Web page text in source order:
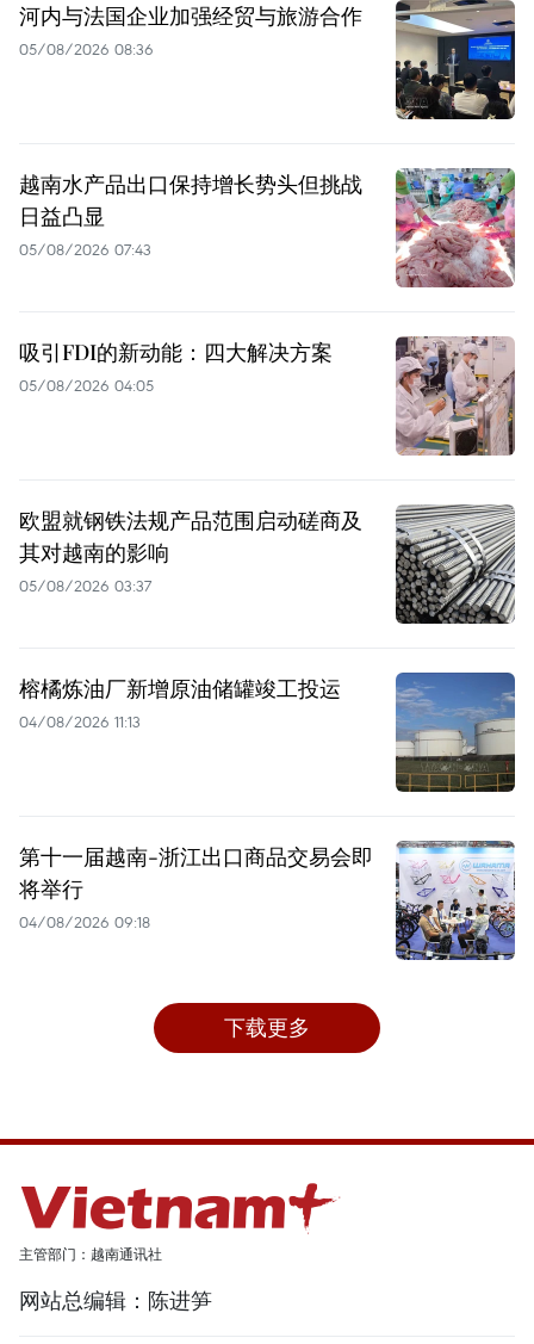
河内与法国企业加强经贸与旅游合作
05/08/2026 08:36
越南水产品出口保持增长势头但挑战
日益凸显
05/08/2026 07:43
吸引FDI的新动能：四大解决方案
05/08/2026 04:05
欧盟就钢铁法规产品范围启动磋商及
其对越南的影响
05/08/2026 03:37
榕橘炼油厂新增原油储罐竣工投运
04/08/2026 11:13
第十一届越南-浙江出口商品交易会即
将举行
04/08/2026 09:18
下载更多
主管部门：越南通讯社
网站总编辑：陈进笋